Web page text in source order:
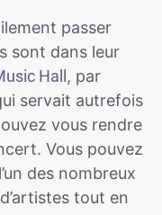
passer
sont dans leur
Hall , par
servait autrefois
vous rendre
Vous pouvez
des nombreux
tout en